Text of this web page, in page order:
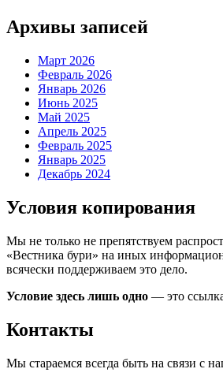
Архивы записей
Март 2026
Февраль 2026
Январь 2026
Июнь 2025
Май 2025
Апрель 2025
Февраль 2025
Январь 2025
Декабрь 2024
Условия копирования
Мы не только не препятствуем
«Вестника бури» на иных
всячески поддерживаем это дело.
Условие здесь лишь одно — это
Контакты
Мы стараемся всегда быть на связи с